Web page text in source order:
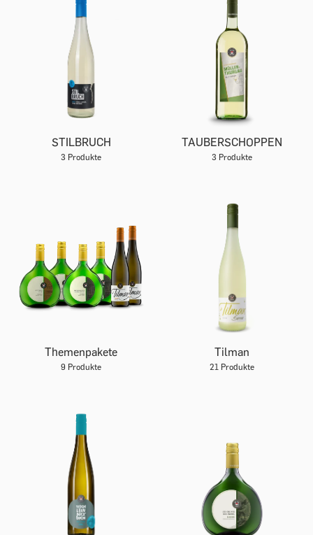
STILBRUCH
3 Produkte
TAUBERSCHOPPEN
3 Produkte
Themenpakete
9 Produkte
Tilman
21 Produkte